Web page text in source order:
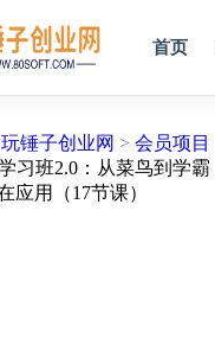
首页
玩锤子创业网 > 会员项目